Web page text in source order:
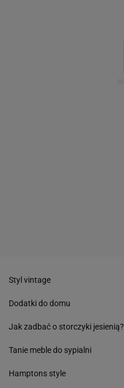
Styl vintage
Dodatki do domu
Jak zadbać o storczyki jesienią?
Tanie meble do sypialni
Hamptons style